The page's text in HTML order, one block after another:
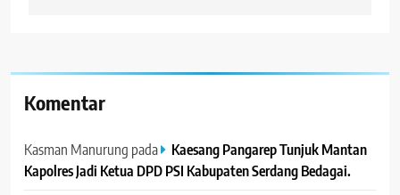
Komentar
Kasman Manurung pada
Kaesang Pangarep Tunjuk Mantan
Kapolres Jadi Ketua DPD PSI Kabupaten Serdang Bedagai. ‎ ‎